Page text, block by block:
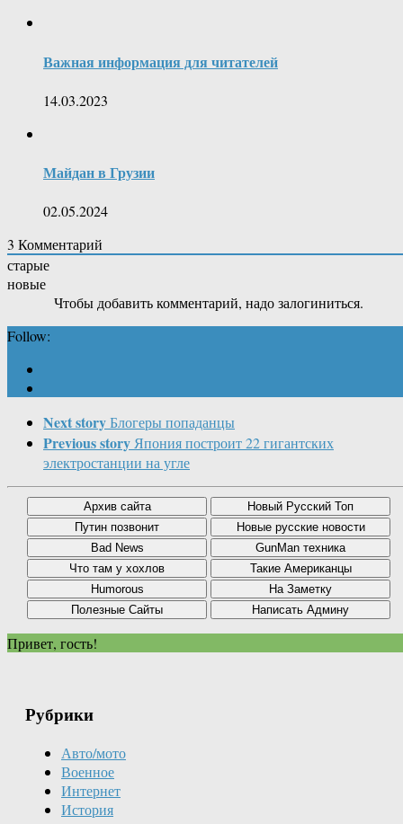
Важная информация для читателей
14.03.2023
Майдан в Грузии
02.05.2024
3 Комментарий
старые
новые
Чтобы добавить комментарий, надо залогиниться.
Follow:
Next storyБлогеры попаданцы
Previous storyЯпония построит 22 гигантских
электростанции на угле
Привет, гость!
Рубрики
Авто/мото
Военное
Интернет
История